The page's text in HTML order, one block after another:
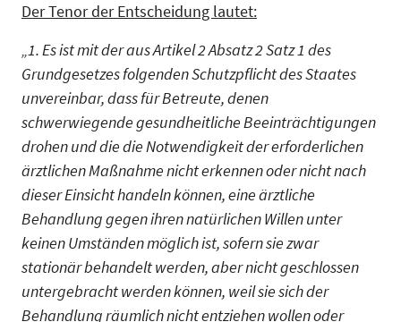
Der Tenor der Entscheidung lautet:
„1. Es ist mit der aus Artikel 2 Absatz 2 Satz 1 des
Grundgesetzes folgenden Schutzpflicht des Staates
unvereinbar, dass für Betreute, denen
schwerwiegende gesundheitliche Beeinträchtigungen
drohen und die die Notwendigkeit der erforderlichen
ärztlichen Maßnahme nicht erkennen oder nicht nach
dieser Einsicht handeln können, eine ärztliche
Behandlung gegen ihren natürlichen Willen unter
keinen Umständen möglich ist, sofern sie zwar
stationär behandelt werden, aber nicht geschlossen
untergebracht werden können, weil sie sich der
Behandlung räumlich nicht entziehen wollen oder